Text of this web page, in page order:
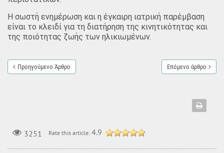
Η σωστή ενημέρωση και η έγκαιρη ιατρική παρέμβαση
είναι το κλειδί για τη διατήρηση της κινητικότητας και
της ποιότητας ζωής των ηλικιωμένων.
Προηγούμενο Άρθρο Επόμενο άρθρο
3251 Rate this article: 4.9